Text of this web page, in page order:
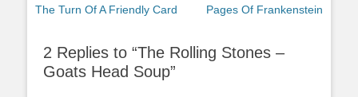
Beitrag:
The Turn Of A Friendly Card
Beitrag:Pages Of Frankenstein
2 Replies to “The Rolling Stones –
Goats Head Soup”